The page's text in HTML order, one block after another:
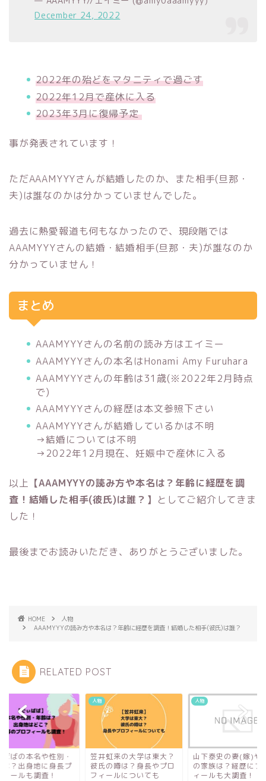
December 24, 2022
2022年の殆どをマタニティで過ごす
2022年12月で産休に入る
2023年3月に復帰予定
事が発表されています！
ただAAAMYYYさんが結婚したのか、また相手(旦那・
夫)は誰なのかは分かっていませんでした。
過去に熱愛報道も何もなかったので、現段階では
AAAMYYYさんの結婚・結婚相手(旦那・夫)が誰なのか
分かっていません！
まとめ
AAAMYYYさんの名前の読み方はエイミー
AAAMYYYさんの本名はHonami Amy Furuhara
AAAMYYYさんの年齢は31歳(※2022年2月時点
で)
AAAMYYYさんの経歴は本文参照下さい
AAAMYYYさんが結婚しているかは不明
→結婚については不明
→2022年12月現在、妊娠中で産休に入る
以上 【AAAMYYYの読み方や本名は？年齢に経歴を調
査！結婚した相手(彼氏)は誰？】 としてご紹介してきま
した！
最後までお読みいただき、ありがとうございました。
HOME
人物
AAAMYYYの読み方や本名は？年齢に経歴を調査！結婚した相手(彼氏)は誰？
RELATED POST
ばばの本名や性別・
は？出身地に身長プ
ールも調査！
人物
笠井虹来の大学は東大？
彼氏の噂は？身長やプロ
フィールについても
人物
山下泰史の妻(嫁)や
の家族は？経歴にプ
ィールも大調査！